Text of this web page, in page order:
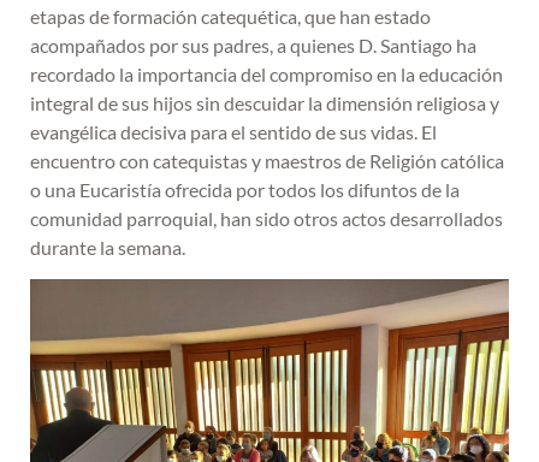
etapas de formación catequética, que han estado
acompañados por sus padres, a quienes D. Santiago ha
recordado la importancia del compromiso en la educación
integral de sus hijos sin descuidar la dimensión religiosa y
evangélica decisiva para el sentido de sus vidas. El
encuentro con catequistas y maestros de Religión católica
o una Eucaristía ofrecida por todos los difuntos de la
comunidad parroquial, han sido otros actos desarrollados
durante la semana.